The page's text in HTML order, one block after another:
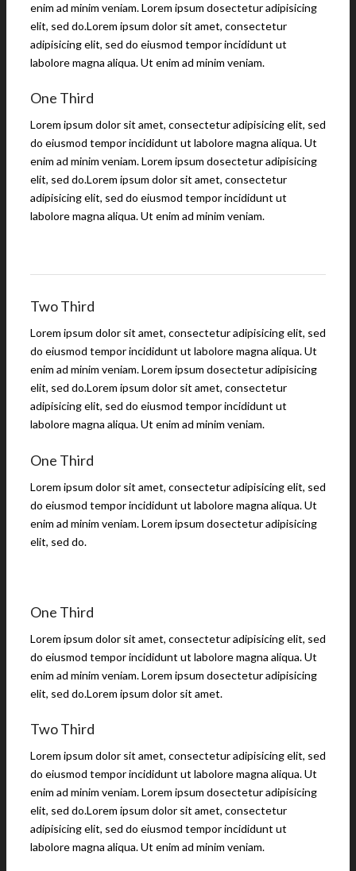
enim ad minim veniam. Lorem ipsum dosectetur adipisicing
elit, sed do.Lorem ipsum dolor sit amet, consectetur
adipisicing elit, sed do eiusmod tempor incididunt ut
labolore magna aliqua. Ut enim ad minim veniam.
One Third
Lorem ipsum dolor sit amet, consectetur adipisicing elit, sed
do eiusmod tempor incididunt ut labolore magna aliqua. Ut
enim ad minim veniam. Lorem ipsum dosectetur adipisicing
elit, sed do.Lorem ipsum dolor sit amet, consectetur
adipisicing elit, sed do eiusmod tempor incididunt ut
labolore magna aliqua. Ut enim ad minim veniam.
Two Third
Lorem ipsum dolor sit amet, consectetur adipisicing elit, sed
do eiusmod tempor incididunt ut labolore magna aliqua. Ut
enim ad minim veniam. Lorem ipsum dosectetur adipisicing
elit, sed do.Lorem ipsum dolor sit amet, consectetur
adipisicing elit, sed do eiusmod tempor incididunt ut
labolore magna aliqua. Ut enim ad minim veniam.
One Third
Lorem ipsum dolor sit amet, consectetur adipisicing elit, sed
do eiusmod tempor incididunt ut labolore magna aliqua. Ut
enim ad minim veniam. Lorem ipsum dosectetur adipisicing
elit, sed do.
One Third
Lorem ipsum dolor sit amet, consectetur adipisicing elit, sed
do eiusmod tempor incididunt ut labolore magna aliqua. Ut
enim ad minim veniam. Lorem ipsum dosectetur adipisicing
elit, sed do.Lorem ipsum dolor sit amet.
Two Third
Lorem ipsum dolor sit amet, consectetur adipisicing elit, sed
do eiusmod tempor incididunt ut labolore magna aliqua. Ut
enim ad minim veniam. Lorem ipsum dosectetur adipisicing
elit, sed do.Lorem ipsum dolor sit amet, consectetur
adipisicing elit, sed do eiusmod tempor incididunt ut
labolore magna aliqua. Ut enim ad minim veniam.